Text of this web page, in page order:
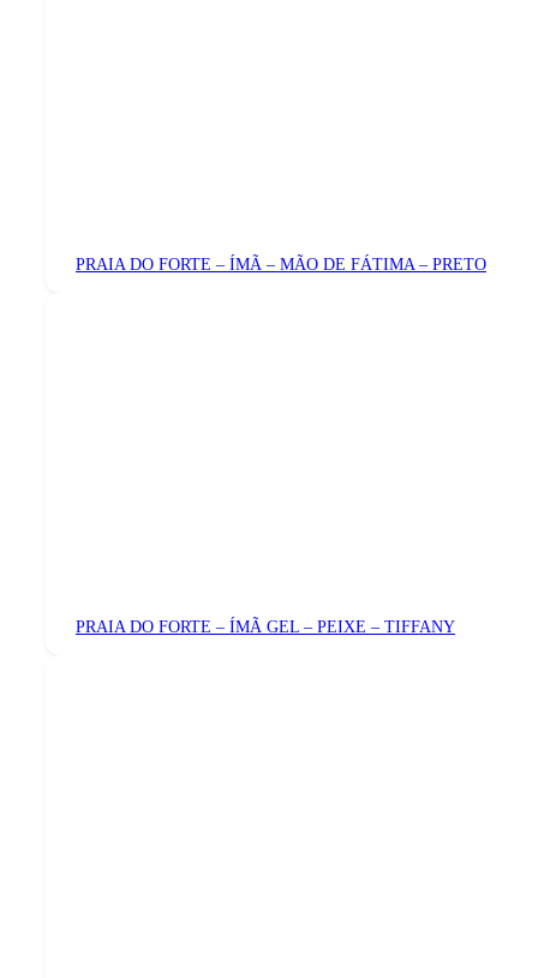
PRAIA DO FORTE – ÍMÃ – MÃO DE FÁTIMA – PRETO
PRAIA DO FORTE – ÍMÃ GEL – PEIXE – TIFFANY